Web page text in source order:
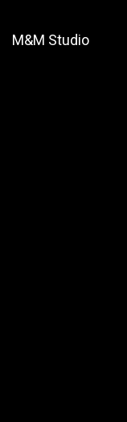
M&M Studio